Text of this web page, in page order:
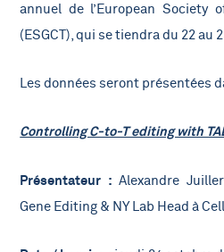
annuel de l’European Society
(ESGCT), qui se tiendra du 22 au
Les données seront présentées
Controlling C-to-T editing with
Présentateur :Alexandre
Gene Editing & NY Lab Head à